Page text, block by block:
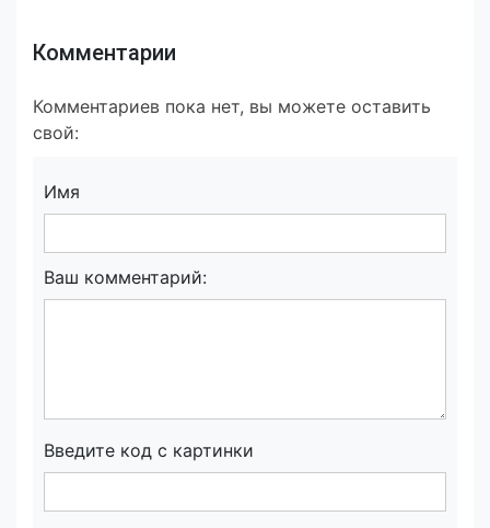
Комментарии
Комментариев пока нет, вы можете оставить
свой:
Имя
Ваш комментарий:
Введите код с картинки